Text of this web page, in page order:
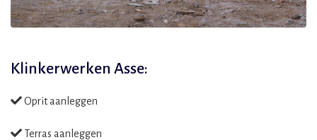
Klinkerwerken Asse:
Oprit aanleggen
Terras aanleggen